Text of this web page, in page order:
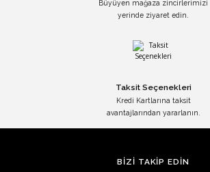
Büyüyen mağaza zincirlerimizi
yerinde ziyaret edin.
Taksit Seçenekleri
Kredi Kartlarına taksit
avantajlarından yararlanın.
BİZİ TAKİP EDİN